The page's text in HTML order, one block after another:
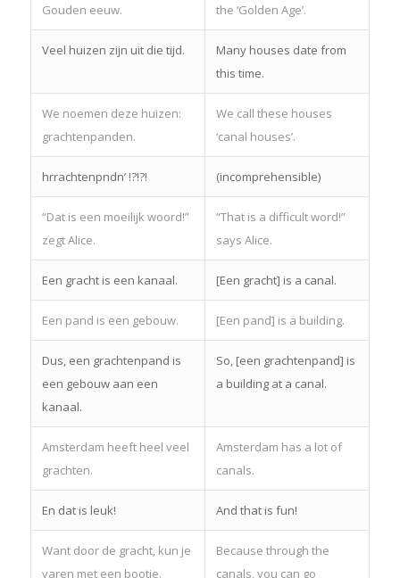
Gouden eeuw.
the ‘Golden Age’.
Veel huizen zijn uit die tijd.
Many houses date from
this time.
We noemen deze huizen:
grachtenpanden.
We call these houses
‘canal houses’.
hrrachtenpndn’ !?!?! (incomprehensible)
“Dat is een moeilijk woord!”
zegt Alice.
“That is a difficult word!”
says Alice.
Een gracht is een kanaal. [Een gracht] is a canal.
Een pand is een gebouw. [Een pand] is a building.
Dus, een grachtenpand is
een gebouw aan een
kanaal.
So, [een grachtenpand] is
a building at a canal.
Amsterdam heeft heel veel
grachten.
Amsterdam has a lot of
canals.
En dat is leuk! And that is fun!
Want door de gracht, kun je
varen met een bootje.
Because through the
canals, you can go